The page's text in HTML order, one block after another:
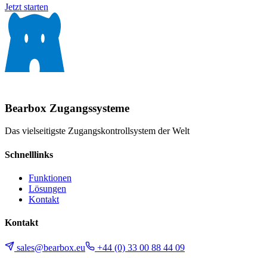
Jetzt starten
Bearbox Zugangssysteme
Das vielseitigste Zugangskontrollsystem der Welt
Schnelllinks
Funktionen
Lösungen
Kontakt
Kontakt
sales@bearbox.eu +44 (0) 33 00 88 44 09